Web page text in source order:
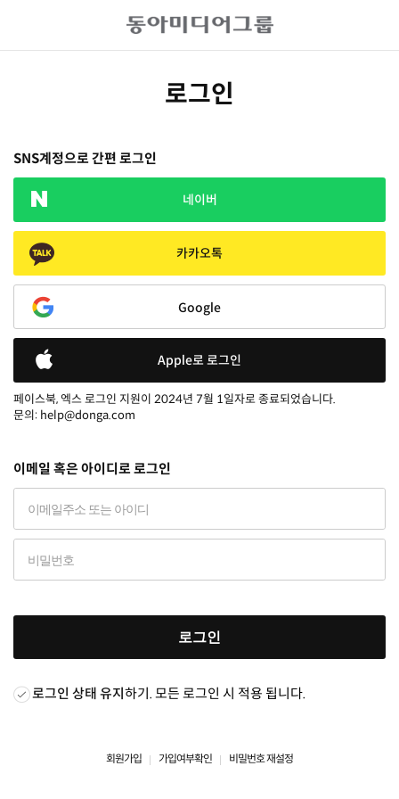
로그인
SNS계정으로 간편 로그인
네이버
카카오톡
Google
Apple로 로그인
페이스북, 엑스 로그인 지원이 2024년 7월 1일자로 종료되었습니다.
문의: help@donga.com
이메일 혹은 아이디로 로그인
로그인
로그인 상태 유지하기. 모든 로그인 시 적용 됩니다.
회원가입 가입여부확인 비밀번호 재설정